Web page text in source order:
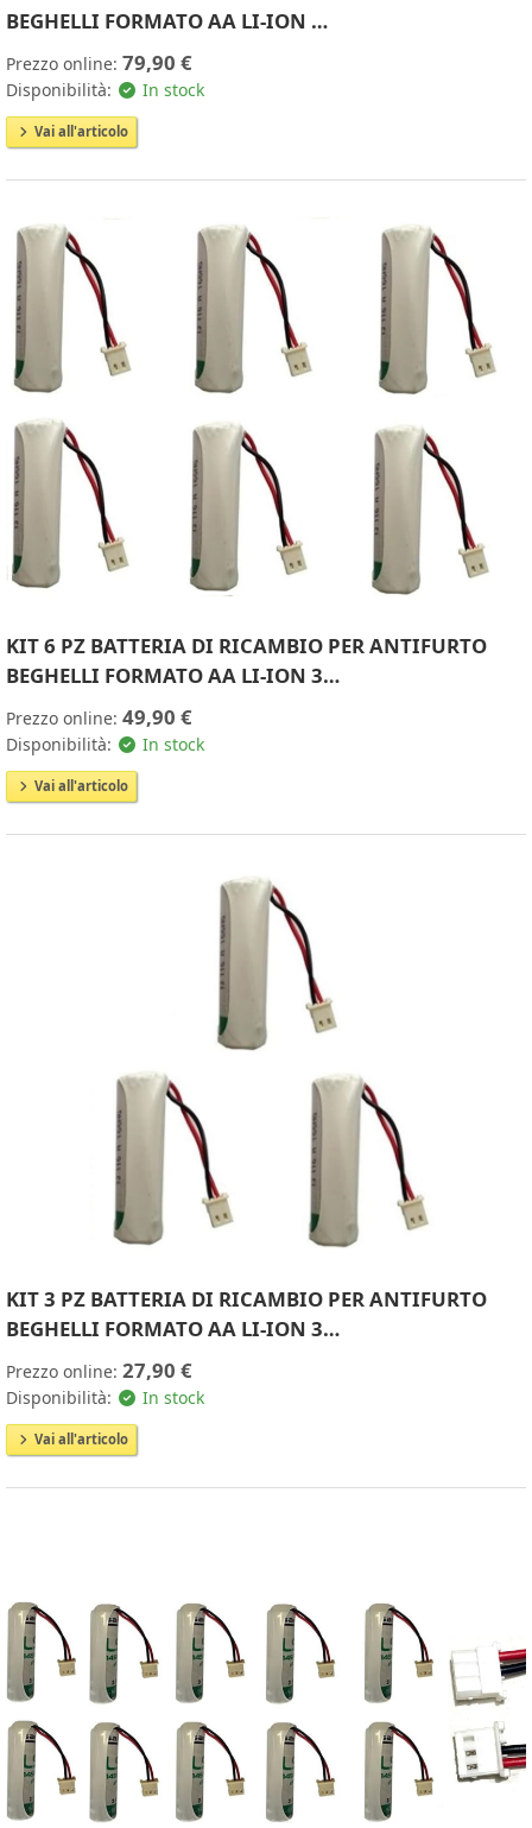
BEGHELLI FORMATO AA LI-ION …
Prezzo online: 79,90 €
Disponibilità: In stock
Vai all'articolo
KIT 6 PZ BATTERIA DI RICAMBIO PER ANTIFURTO
BEGHELLI FORMATO AA LI-ION 3…
Prezzo online: 49,90 €
Disponibilità: In stock
Vai all'articolo
KIT 3 PZ BATTERIA DI RICAMBIO PER ANTIFURTO
BEGHELLI FORMATO AA LI-ION 3…
Prezzo online: 27,90 €
Disponibilità: In stock
Vai all'articolo